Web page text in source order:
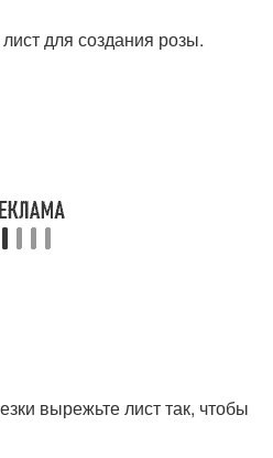
для создания розы.
вырежьте лист так, чтобы